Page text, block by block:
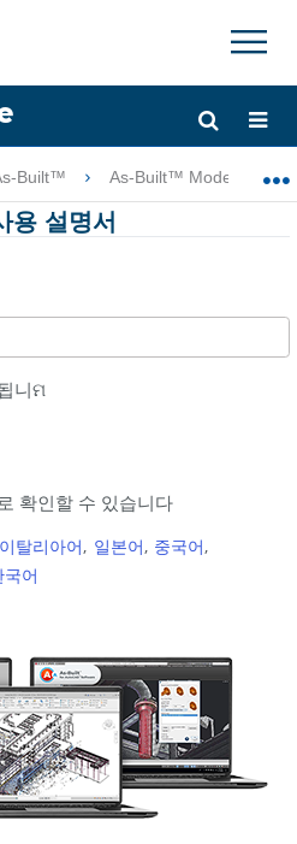
×
Built™ As-Built™ Modeler
설명서
이탈리아어 일본어 중국어
국어